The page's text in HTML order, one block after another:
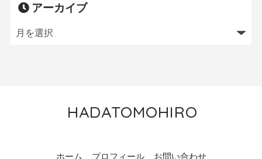
アーカイブ
HADATOMOHIRO
ホーム プロフィール お問い合わせ